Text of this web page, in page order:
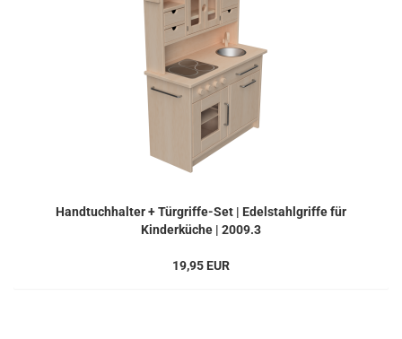
Handtuchhalter + Türgriffe-Set | Edelstahlgriffe für
Kinderküche | 2009.3
19,95 EUR